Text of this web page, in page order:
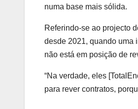
numa base mais sólida.
Referindo-se ao projecto
desde 2021, quando uma
não está em posição de
“Na verdade, eles
para rever contratos,